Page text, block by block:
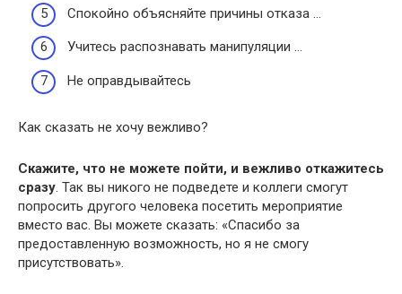
Спокойно объясняйте причины отказа …
Учитесь распознавать манипуляции …
Не оправдывайтесь
Как сказать не хочу вежливо?
Скажите, что не можете пойти, и вежливо откажитесь
сразу. Так вы никого не подведете и коллеги смогут
попросить другого человека посетить мероприятие
вместо вас. Вы можете сказать: «Спасибо за
предоставленную возможность, но я не смогу
присутствовать».